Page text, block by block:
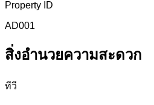
Property ID
AD001
สิ่งอำนวยความสะดวก
ทีวี